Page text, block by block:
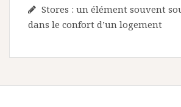
Stores : un élément souvent
dans le confort d’un logement